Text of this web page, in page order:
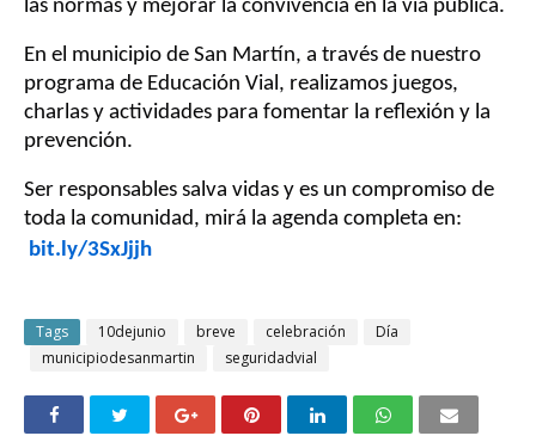
las normas y mejorar la convivencia en la vía pública.
En el municipio de San Martín, a través de nuestro
programa de Educación Vial, realizamos juegos,
charlas y actividades para fomentar la reflexión y la
prevención.
Ser responsables salva vidas y es un compromiso de
toda la comunidad, mirá la agenda completa en:
bit.ly/3SxJjjh
Tags 10dejunio breve celebración
Día
municipiodesanmartin
seguridadvial